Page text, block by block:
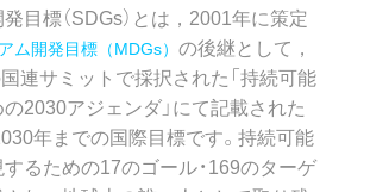
目標（SDGs）とは，2001年に策定
ム開発目標（MDGs） の後継として，
連サミットで採択された「持続可能
2030アジェンダ」にて記載された
年までの国際目標です。持続可能
るための17のゴール・169のターゲ